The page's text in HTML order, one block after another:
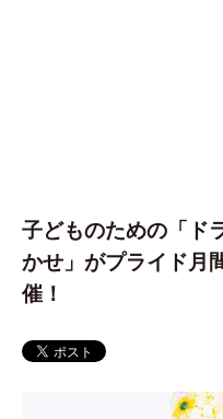
子どものための「ド
かせ」がプライド月
催！